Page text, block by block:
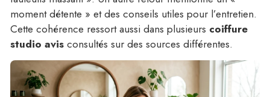
moment détente » et des conseils utiles pour l’entretien.
Cette cohérence ressort aussi dans plusieurs coiffure
studio avis consultés sur des sources différentes.